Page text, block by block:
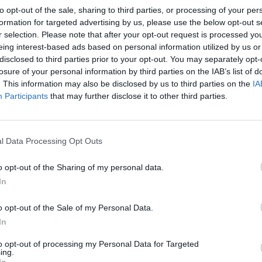
opt-out of the sale, sharing to third parties, or processing of your
for targeted advertising by us, please use the below opt-out
selection. Please note that after your opt-out request is processed
interest-based ads based on personal information utilized by us
to third parties prior to your opt-out. You may separately
of your personal information by third parties on the IAB’s list of
This information may also be disclosed by us to third parties on the
Participants that may further disclose it to other third parties.
Data Processing Opt Outs
opt-out of the Sharing of my personal data.
opt-out of the Sale of my Personal Data.
opt-out of processing my Personal Data for Targeted
rinktinė treneris Klaipėdos Neptūnas
Visi įrašai
Dar vienoje Europos šalyje sumuštas visų
pasiekė 41,4 laipsnio
nesupranta Mindaugas Sinkevičius?